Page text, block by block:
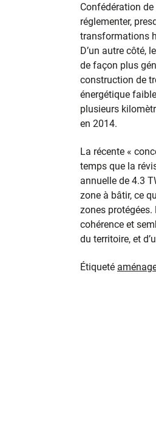
Confédération
réglementer,
transformations
D’un autre côté,
de façon plus
construction de
énergétique
plusieurs
en 2014.
La récente «
temps que la
annuelle de 4.3
zone à bâtir, ce
zones
cohérence et
du territoire, et
Étiqueté